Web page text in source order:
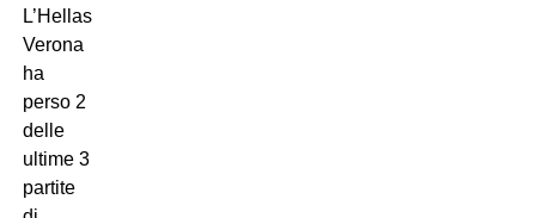
L’Hellas
Verona
ha
perso 2
delle
ultime 3
partite